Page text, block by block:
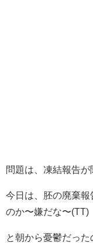
問題は、凍結報告が
今日は、胚の廃棄
のか〜嫌だな〜(TT)
と朝から憂鬱だった